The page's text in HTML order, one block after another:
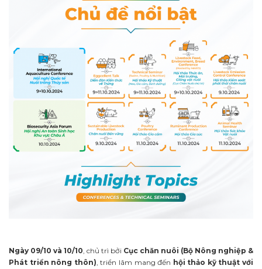
Ngày 09/10 và 10/10, chủ trì bởi Cục chăn nuôi (Bộ Nông nghiệp &
Phát triển nông thôn), triển lãm mang đến hội thảo kỹ thuật với